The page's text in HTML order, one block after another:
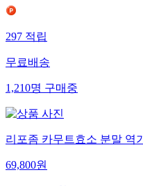
297적립
무료배송
1,210명구매중
리포좀 카무트효소 분말 역
69,800원